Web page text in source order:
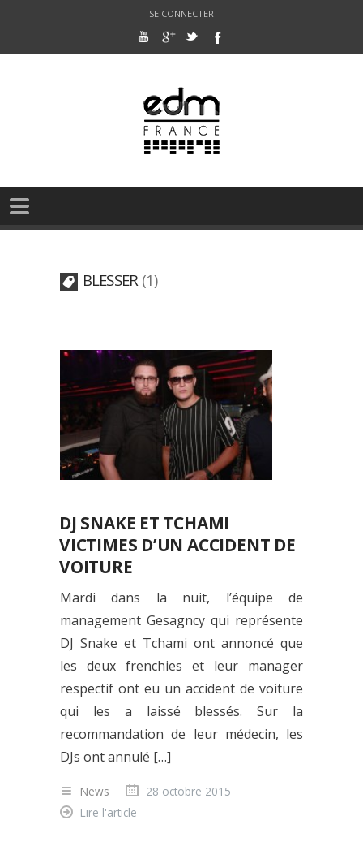
SE CONNECTER
BLESSER 1
DJ SNAKE ET TCHAMI
VICTIMES D’UN ACCIDENT DE
VOITURE
Mardi dans la nuit, l’équipe de
management Gesagncy qui représente
DJ Snake et Tchami ont annoncé que
les deux frenchies et leur manager
respectif ont eu un accident de voiture
qui les a laissé blessés. Sur la
recommandation de leur médecin, les
DJs ont annulé […]
News
28 octobre 2015
Lire l'article